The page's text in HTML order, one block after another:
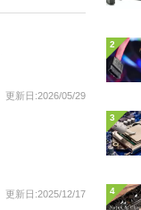
更新日:2026/05/29
更新日:2025/12/17
2
3
4